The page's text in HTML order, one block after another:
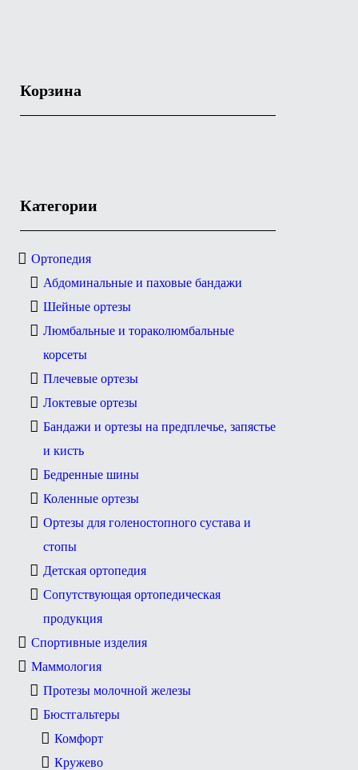
Корзина
Категории
Ортопедия
Абдоминальные и паховые бандажи
Шейные ортезы
Люмбальные и тораколюмбальные
корсеты
Плечевые ортезы
Локтевые ортезы
Бандажи и ортезы на предплечье, запястье
и кисть
Бедренные шины
Коленные ортезы
Ортезы для голеностопного сустава и
стопы
Детская ортопедия
Сопутствующая ортопедическая
продукция
Спортивные изделия
Маммология
Протезы молочной железы
Бюстгальтеры
Комфорт
Кружево